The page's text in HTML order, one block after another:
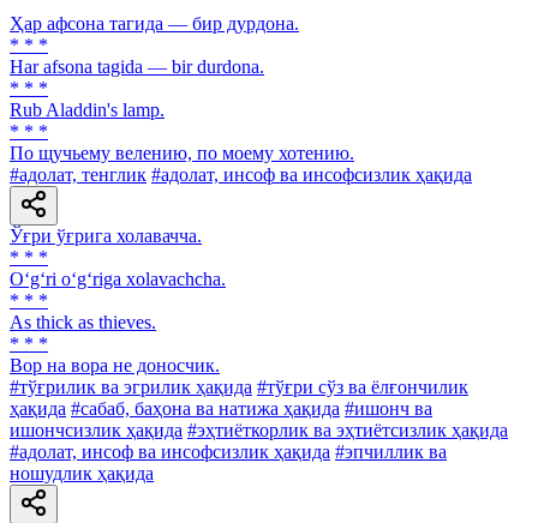
Ҳар афсона тагида — бир дурдона.
* * *
Har afsona tagida — bir durdona.
* * *
Rub Aladdin's lamp.
* * *
По щучьему велению, по моему хотению.
#адолат, тенглик #адолат, инсоф ва инсофсизлик ҳақида
Ўғри ўғрига холавачча.
* * *
O‘g‘ri o‘g‘riga xolavachcha.
* * *
As thick as thieves.
* * *
Вор на вора не доносчик.
#тўғрилик ва эгрилик ҳақида #тўғри сўз ва ёлғончилик
ҳақида #сабаб, баҳона ва натижа ҳақида #ишонч ва
ишончсизлик ҳақида #эҳтиёткорлик ва эҳтиётсизлик ҳақида
#адолат, инсоф ва инсофсизлик ҳақида #эпчиллик ва
ношудлик ҳақида